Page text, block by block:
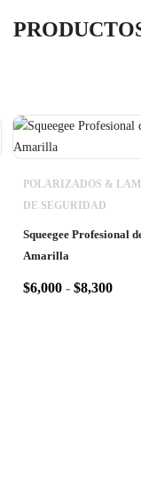
POLARIZADOS &
DE SEGURIDAD
Squeegee Profesional
Amarilla
$6,000 - $8,300